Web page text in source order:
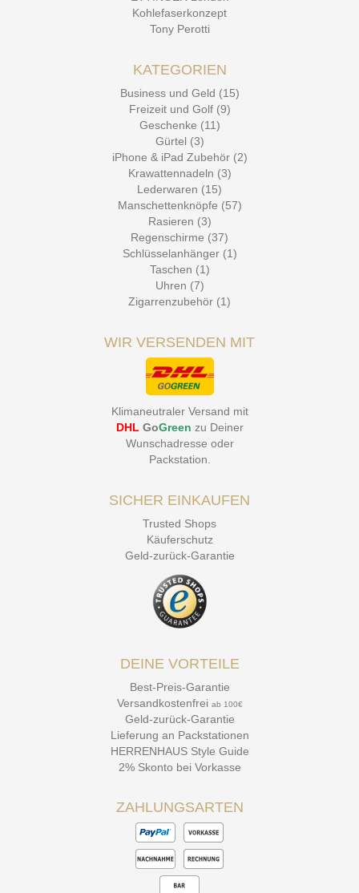
Kohlefaserkonzept
Tony Perotti
KATEGORIEN
Business und Geld (15)
Freizeit und Golf (9)
Geschenke (11)
Gürtel (3)
iPhone & iPad Zubehör (2)
Krawattennadeln (3)
Lederwaren (15)
Manschettenknöpfe (57)
Rasieren (3)
Regenschirme (37)
Schlüsselanhänger (1)
Taschen (1)
Uhren (7)
Zigarrenzubehör (1)
WIR VERSENDEN MIT
Klimaneutraler Versand mit
DHL GoGreen zu Deiner
Wunschadresse oder
Packstation
SICHER EINKAUFEN
Trusted Shops
Käuferschutz
Geld-zurück-Garantie
DEINE VORTEILE
Best-Preis-Garantie
Versandkostenfrei ab 100€
Geld-zurück-Garantie
Lieferung an Packstationen
HERRENHAUS Style Guide
2% Skonto bei Vorkasse
ZAHLUNGSARTEN